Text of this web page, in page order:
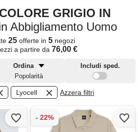
Abbigliamento Uomo
25offerte in 5negozi
a partire da 76,00 €
Ordina
Popolarità
Includi sped.
Lyocell Azzera filtri